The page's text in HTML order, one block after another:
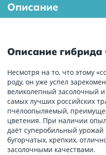
Описание
Описание гибрида
Несмотря на то, что этому
роду, он уже успел
великолепный засолочный
самых лучших российских
пчёлоопыляемый,
цветения. При наличии
даёт суперобильный урожай
бугорчатых, крепких,
засолочными качествами.